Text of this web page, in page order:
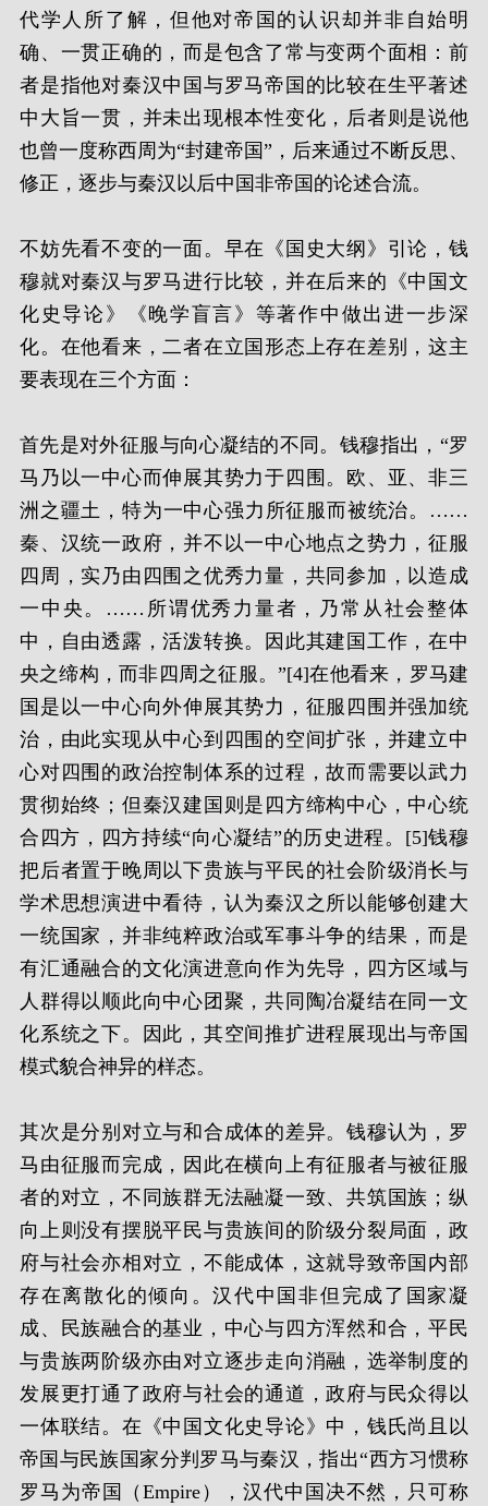
代学人所了解，但他对帝国的认识却并非自始明
确、一贯正确的，而是包含了常与变两个面相：前
者是指他对秦汉中国与罗马帝国的比较在生平著述
中大旨一贯，并未出现根本性变化，后者则是说他
也曾一度称西周为“封建帝国”，后来通过不断反思、
修正，逐步与秦汉以后中国非帝国的论述合流。
不妨先看不变的一面。早在《国史大纲》引论，钱
穆就对秦汉与罗马进行比较，并在后来的《中国文
化史导论》《晚学盲言》等著作中做出进一步深
化。在他看来，二者在立国形态上存在差别，这主
要表现在三个方面：
首先是对外征服与向心凝结的不同。钱穆指出，“罗
马乃以一中心而伸展其势力于四围。欧、亚、非三
洲之疆土，特为一中心强力所征服而被统治。……
秦、汉统一政府，并不以一中心地点之势力，征服
四周，实乃由四围之优秀力量，共同参加，以造成
一中央。……所谓优秀力量者，乃常从社会整体
中，自由透露，活泼转换。因此其建国工作，在中
央之缔构，而非四周之征服。”[4]在他看来，罗马建
国是以一中心向外伸展其势力，征服四围并强加统
治，由此实现从中心到四围的空间扩张，并建立中
心对四围的政治控制体系的过程，故而需要以武力
贯彻始终；但秦汉建国则是四方缔构中心，中心统
合四方，四方持续“向心凝结”的历史进程。[5]钱穆
把后者置于晚周以下贵族与平民的社会阶级消长与
学术思想演进中看待，认为秦汉之所以能够创建大
一统国家，并非纯粹政治或军事斗争的结果，而是
有汇通融合的文化演进意向作为先导，四方区域与
人群得以顺此向中心团聚，共同陶冶凝结在同一文
化系统之下。因此，其空间推扩进程展现出与帝国
模式貌合神异的样态。
其次是分别对立与和合成体的差异。钱穆认为，罗
马由征服而完成，因此在横向上有征服者与被征服
者的对立，不同族群无法融凝一致、共筑国族；纵
向上则没有摆脱平民与贵族间的阶级分裂局面，政
府与社会亦相对立，不能成体，这就导致帝国内部
存在离散化的倾向。汉代中国非但完成了国家凝
成、民族融合的基业，中心与四方浑然和合，平民
与贵族两阶级亦由对立逐步走向消融，选举制度的
发展更打通了政府与社会的通道，政府与民众得以
一体联结。在《中国文化史导论》中，钱氏尚且以
帝国与民族国家分判罗马与秦汉，指出“西方习惯称
罗马为帝国（Empire），汉代中国决不然，只可称